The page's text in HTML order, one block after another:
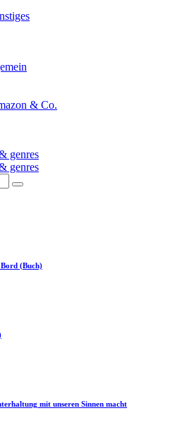
& Co.
(Buch)
mit unseren Sinnen macht